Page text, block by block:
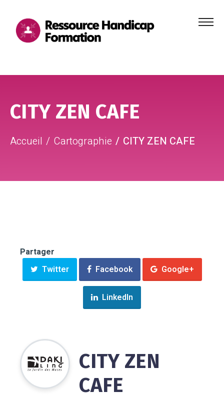
Menu
CITY ZEN CAFE
Accueil Cartographie CITY ZEN CAFE
Partager
Twitter
Facebook Google+
LinkedIn
CITY ZEN
CAFE